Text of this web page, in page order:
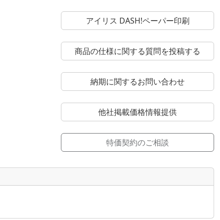
アイリス DASH!ペーパー印刷
商品の仕様に関する質問を投稿する
納期に関するお問い合わせ
他社掲載価格情報提供
特価契約のご相談